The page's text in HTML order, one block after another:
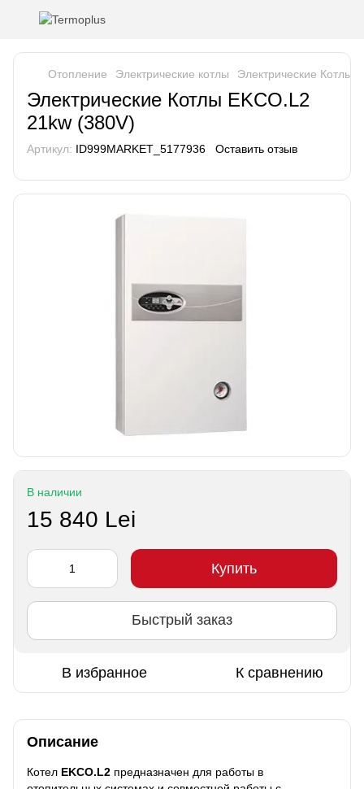
Отопление Электрические котлы Электрические Котлы
Электрические Котлы EKCO.L2
21kw (380V)
Артикул: ID999MARKET_5177936 Оставить отзыв
В наличии
15 840 Lei
Купить
Быстрый заказ
В избранное К сравнению
Описание
Котел EKCO.L2 предназначен для работы в